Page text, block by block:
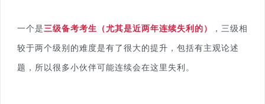
一个是三级备考考生（尤其是近两年连续失利的）
，三级相
较于两个级别的难度是有了很大的提升，包括有主观论述
题，所以很多小伙伴可能连续会在这里失利。